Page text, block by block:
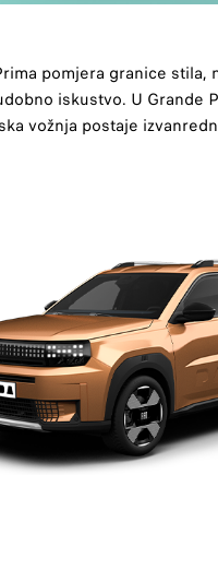
pomjera granice stila,
iskustvo. U Grande
vožnja postaje